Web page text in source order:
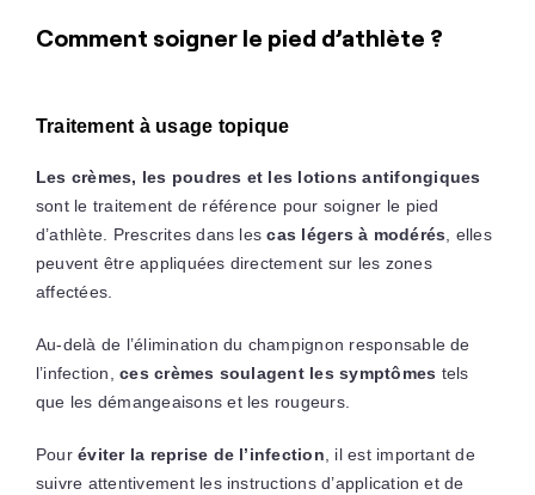
Comment soigner le pied d’athlète ?
Traitement à usage topique
Les crèmes, les poudres et les lotions antifongiques
sont le traitement de référence pour soigner le pied
d’athlète. Prescrites dans lescas légers à modérés, elles
peuvent être appliquées directement sur les zones
affectées.
Au-delà de l’élimination du champignon responsable de
l’infection,ces crèmes soulagent les symptômes tels
que les démangeaisons et les rougeurs.
Pouréviter la reprise de l’infection, il est important de
suivre attentivement les instructions d’application et de